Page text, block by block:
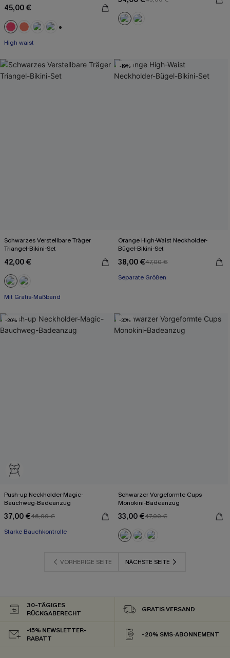
45,00 €
High waist
Schwarzes Verstellbare Träger
Triangel-Bikini-Set
42,00 €
Mit Gratis-Maßband
Paisley/Boho
-19%
Orange High-Waist Neckholder-
Bügel-Bikini-Set
38,00 €47,00 €
Separate Größen
-20%
Push-up Neckholder-Magic-
Bauchweg-Badeanzug
37,00 €46,00 €
Starke Bauchkontrolle
-30%
Schwarzer Vorgeformte Cups
Monokini-Badeanzug
33,00 €47,00 €
VORHERIGE SEITE NÄCHSTE SEITE
30-TÄGIGES
RÜCKGABERECHT
GRATIS VERSAND
-15% NEWSLETTER-
RABATT
-20% SMS-ABONNEMENT